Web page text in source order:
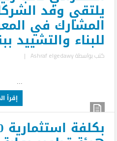
يلتقي وفد
المشارك في
للبناء والتشييد
كتب بواسطةAshraf elgedawy
|
إقرأ